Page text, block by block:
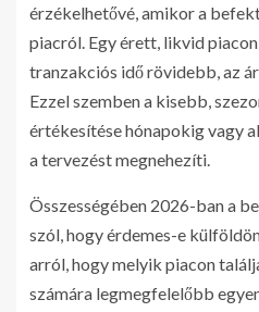
érzékelhetővé, amikor a
piacról. Egy érett, likvid
tranzakciós idő rövidebb, az
Ezzel szemben a kisebb,
értékesítése hónapokig vagy
a tervezést megnehezíti.
Összességében 2026-ban a
szól, hogy érdemes-e
arról, hogy melyik piacon
számára legmegfelelőbb